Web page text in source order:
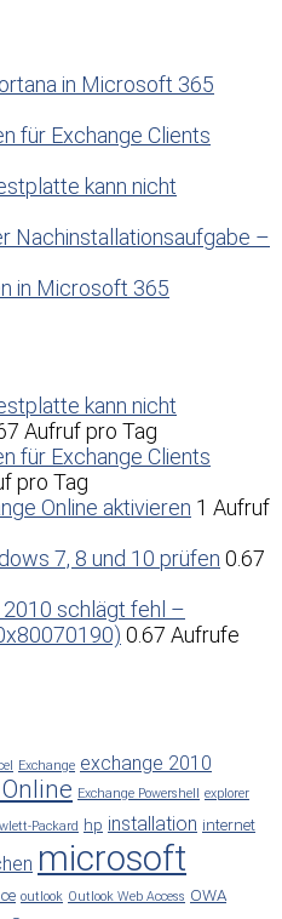
in Microsoft 365
für Exchange Clients
kann nicht
Nachinstallationsaufgabe –
in Microsoft 365
kann nicht
Aufruf pro Tag
für Exchange Clients
pro Tag
Online aktivieren 1 Aufruf
7, 8 und 10 prüfen 0.67
schlägt fehl –
0.67 Aufrufe
Exchange exchange 2010
Exchange Powershell explorer
Packard hp installation internet
microsoft
outlook Outlook Web Access OWA